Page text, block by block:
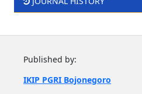
Published by:
IKIP PGRI Bojonegoro